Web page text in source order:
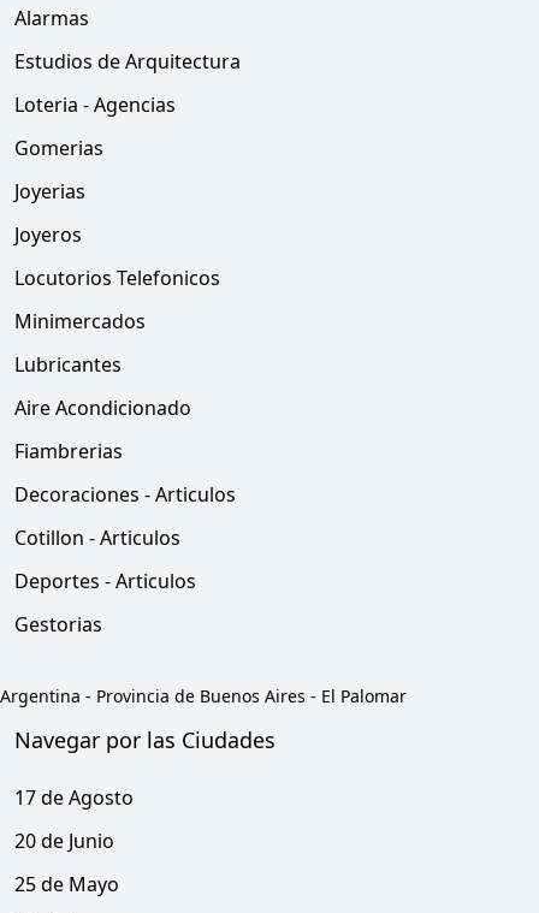
Alarmas
Estudios de Arquitectura
Loteria - Agencias
Gomerias
Joyerias
Joyeros
Locutorios Telefonicos
Minimercados
Lubricantes
Aire Acondicionado
Fiambrerias
Decoraciones - Articulos
Cotillon - Articulos
Deportes - Articulos
Gestorias
Argentina - Provincia de Buenos Aires - El Palomar
Navegar por las Ciudades
17 de Agosto
20 de Junio
25 de Mayo